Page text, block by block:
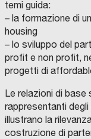
temi guida:
– la formazione di
housing
– lo sviluppo del
profit e non profit,
progetti di
Le relazioni di
rappresentanti
illustrano la
costruzione di